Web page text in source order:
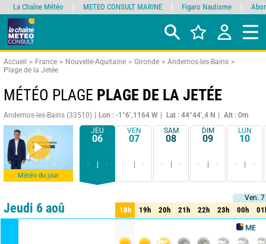
Accueil France Nouvelle-Aquitaine Gironde
Andernos-les-Bains
Plage de la Jetée
MÉTÉO PLAGE PLAGE DE LA JETÉE
Andernos-les-Bains (33510) Lon : -1°6’,1164 W Lat : 44°44’,4 N Alt : 0m
Météo du jour
JEU
06
- -
VEN
07
- -
SAM
08
- -
DIM
09
- -
LUN
10
- -
Comparateur détaillé synthétique
Jeudi 6 aoû
METEO
Ven. 7
18h 19h 20h 21h 22h 23h 00h
Ven. 7
18h 19h 20h 21h 22h 23h 00h
La Chaîne Météo METEO CONSULT MARINE Figaro Nautisme